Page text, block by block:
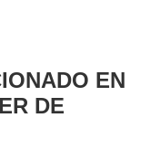
EN
DE